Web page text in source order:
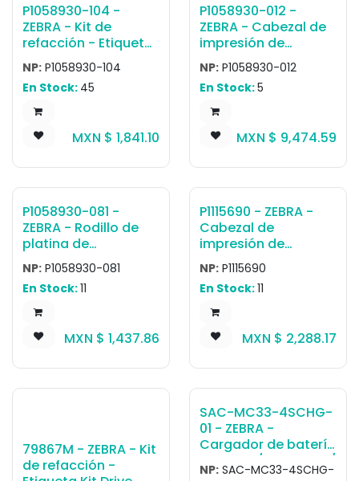
P1058930-104 -
ZEBRA - Kit de
refacción - Etiqueta
Kit, Toggle Bar,
ZT410, ZT411
NP: P1058930-104
En Stock: 45
MXN $ 1,841.10
P1058930-012 -
ZEBRA - Cabezal de
impresión de
transferencia
térmica Cabezal de
impresión 203 dpi,
ZT420, ZT421
NP: P1058930-012
En Stock:5
MXN $ 9,474.59
P1058930-081 -
ZEBRA - Rodillo de
platina de
transferencia
térmica Rodillo de
impresión ZT420,
ZT421
NP: P1058930-081
En Stock:11
MXN $ 1,437.86
P1115690 - ZEBRA -
Cabezal de
impresión de
transferencia
térmica Cabezal de
impresión 203dpi,
Qty of 1,
TT
NP: P1115690
En Stock:11
MXN $ 2,288.17
79867M - ZEBRA - Kit
de refacción -
SAC-MC33-4SCHG-
01 - ZEBRA -
Cargador de batería
MC3300 / MC3300x /
MC3300ax; MC3400
NP: SAC-MC33-4SCHG-